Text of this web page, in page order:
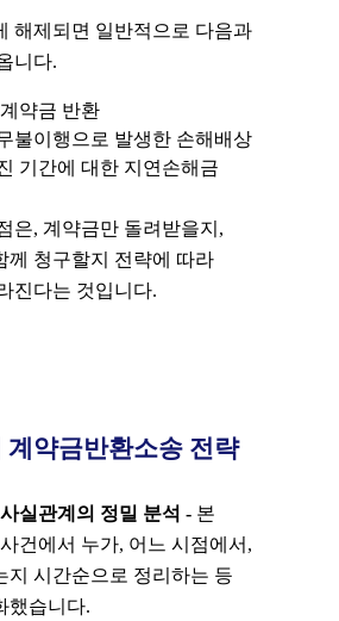
해제되면 일반적으로 다음과
니다.
약금 반환
불이행으로 발생한 손해배상
기간에 대한 지연손해금
은, 계약금만 돌려받을지,
께 청구할지 전략에 따라
진다는 것입니다.
계약금반환소송 전략
실관계의 정밀 분석 - 본
건에서 누가, 어느 시점에서,
지 시간순으로 정리하는 등
했습니다.